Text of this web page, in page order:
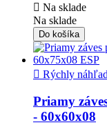
 Na sklade
Na sklade
Do košíka
 Rýchly náhľad
Priamy
- 60x60x08